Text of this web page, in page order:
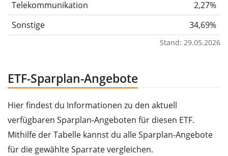
Telekommunikation
2,27%
Sonstige
34,69%
Stand: 29.05.2026
ETF-Sparplan-Angebote
Hier findest du Informationen zu den aktuell
verfügbaren Sparplan-Angeboten für diesen ETF.
Mithilfe der Tabelle kannst du alle Sparplan-Angebote
für die gewählte Sparrate vergleichen.